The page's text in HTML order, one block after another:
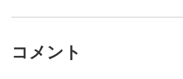
コメント